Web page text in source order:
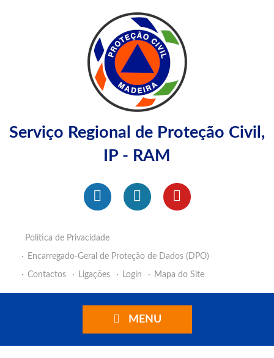
Serviço Regional de Proteção Civil,
IP - RAM
Política de Privacidade
Encarregado-Geral de Proteção de Dados (DPO)
Contactos
Ligações Login Mapa do Site
MENU